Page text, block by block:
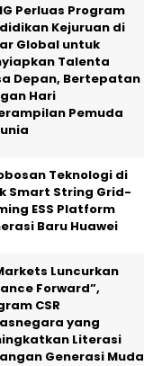
Perluas Program
Kejuruan di
Global untuk
Talenta
Depan, Bertepatan
Hari
Pemuda
Teknologi di
Smart String Grid-
ESS Platform
Baru Huawei
Luncurkan
Forward”,
CSR
yang
Literasi
Generasi Muda